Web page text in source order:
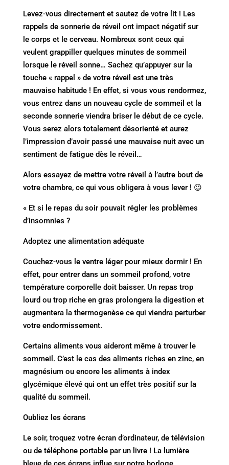
Levez-vous directement et sautez de votre lit ! Les
rappels de sonnerie de réveil ont impact négatif sur
le corps et le cerveau. Nombreux sont ceux qui
veulent grappiller quelques minutes de sommeil
lorsque le réveil sonne… Sachez qu’appuyer sur la
touche « rappel » de votre réveil est une très
mauvaise habitude ! En effet, si vous vous rendormez,
vous entrez dans un nouveau cycle de sommeil et la
seconde sonnerie viendra briser le début de ce cycle.
Vous serez alors totalement désorienté et aurez
l’impression d’avoir passé une mauvaise nuit avec un
sentiment de fatigue dès le réveil…
Alors essayez de mettre votre réveil à l’autre bout de
votre chambre, ce qui vous obligera à vous lever ! 😉
« Et si le repas du soir pouvait régler les problèmes
d’insomnies ?
Adoptez une alimentation adéquate
Couchez-vous le ventre léger pour mieux dormir ! En
effet, pour entrer dans un sommeil profond, votre
température corporelle doit baisser. Un repas trop
lourd ou trop riche en gras prolongera la digestion et
augmentera la thermogenèse ce qui viendra perturber
votre endormissement.
Certains aliments vous aideront même à trouver le
sommeil. C’est le cas des aliments riches en zinc, en
magnésium ou encore les aliments à index
glycémique élevé qui ont un effet très positif sur la
qualité du sommeil.
Oubliez les écrans
Le soir, troquez votre écran d’ordinateur, de télévision
ou de téléphone portable par un livre ! La lumière